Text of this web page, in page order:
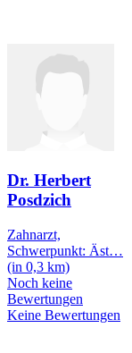
Dr. Herbert
Posdzich
Zahnarzt,
Schwerpunkt: Äst…
(in 0,3 km)
Noch keine
Bewertungen
Keine Bewertungen